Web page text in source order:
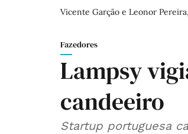
Vicente Garção e Leonor
Fazedores
Lampsy
candeeiro
Startup portuguesa